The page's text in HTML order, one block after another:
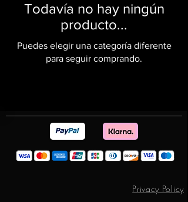
Todavía no hay ningún
producto...
Puedes elegir una categoría diferente
para seguir comprando.
Privacy Policy